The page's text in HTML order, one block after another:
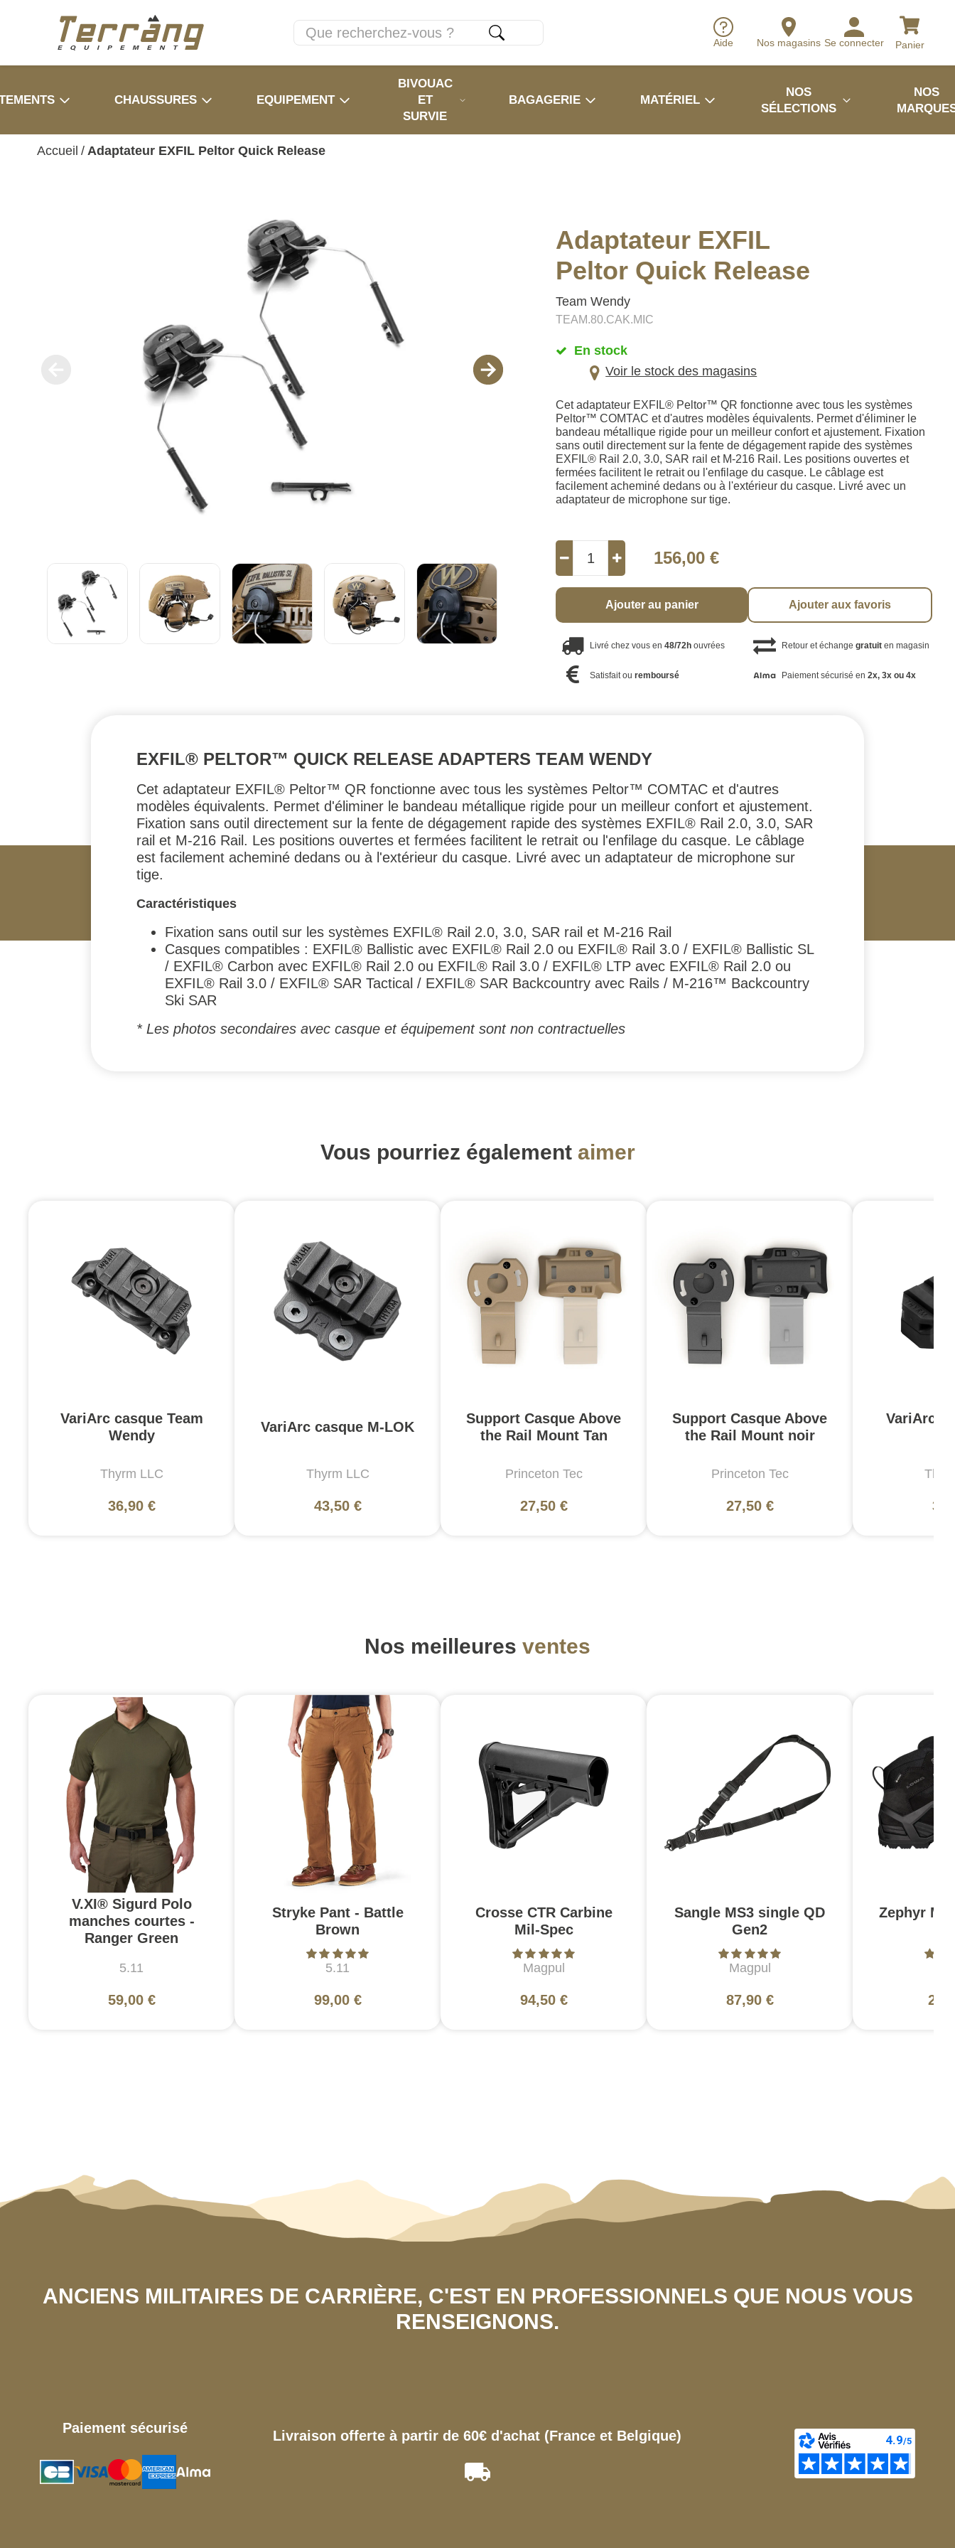
Aide Nos magasins Se connecter Panier
CHAUSSURES EQUIPEMENT
BIVOUAC
ET
SURVIE
BAGAGERIE MATÉRIEL
NOS
SÉLECTIONS
NOS
Accueil / Adaptateur EXFIL Peltor Quick Release
Adaptateur EXFIL
Peltor Quick Release
Team Wendy
TEAM.80.CAK.MIC
En stock
Voir le stock des magasins
Cet adaptateur EXFIL® Peltor™ QR fonctionne avec tous les systèmes
Peltor™ COMTAC et d'autres modèles équivalents. Permet d'éliminer le
bandeau métallique rigide pour un meilleur confort et ajustement. Fixation
sans outil directement sur la fente de dégagement rapide des systèmes
EXFIL® Rail 2.0, 3.0, SAR rail et M-216 Rail. Les positions ouvertes et
fermées facilitent le retrait ou l'enfilage du casque. Le câblage est
facilement acheminé dedans ou à l'extérieur du casque. Livré avec un
adaptateur de microphone sur tige.
156,00 €
Ajouter au panier Ajouter aux favoris
Livré chez vous en48/72h ouvrées Retour et échange gratuiten magasin
Satisfait ouremboursé Paiement sécurisé en 2x, 3x ou 4x
EXFIL® PELTOR™ QUICK RELEASE ADAPTERS TEAM WENDY
Cet adaptateur EXFIL® Peltor™ QR fonctionne avec tous les systèmes Peltor™ COMTAC et d'autres
modèles équivalents. Permet d'éliminer le bandeau métallique rigide pour un meilleur confort et ajustement.
Fixation sans outil directement sur la fente de dégagement rapide des systèmes EXFIL® Rail 2.0, 3.0, SAR
rail et M-216 Rail. Les positions ouvertes et fermées facilitent le retrait ou l'enfilage du casque. Le câblage
est facilement acheminé dedans ou à l'extérieur du casque. Livré avec un adaptateur de microphone sur
tige.
Caractéristiques
Fixation sans outil sur les systèmes EXFIL® Rail 2.0, 3.0, SAR rail et M-216 Rail
Casques compatibles : EXFIL® Ballistic avec EXFIL® Rail 2.0 ou EXFIL® Rail 3.0 / EXFIL® Ballistic SL
/ EXFIL® Carbon avec EXFIL® Rail 2.0 ou EXFIL® Rail 3.0 / EXFIL® LTP avec EXFIL® Rail 2.0 ou
EXFIL® Rail 3.0 / EXFIL® SAR Tactical / EXFIL® SAR Backcountry avec Rails / M-216™ Backcountry
Ski SAR
* Les photos secondaires avec casque et équipement sont non contractuelles
Vous pourriez également aimer
VariArc casque Team
Wendy
Thyrm LLC
36,90 €
VariArc casque M-LOK
Thyrm LLC
43,50 €
Support Casque Above
the Rail Mount Tan
Princeton Tec
27,50 €
Support Casque Above
the Rail Mount noir
Princeton Tec
27,50 €
VariArc
Nos meilleures ventes
V.XI® Sigurd Polo
manches courtes -
Ranger Green
5.11
59,00 €
Stryke Pant - Battle
Brown
5.11
99,00 €
Crosse CTR Carbine
Mil-Spec
Magpul
94,50 €
Sangle MS3 single QD
Gen2
Magpul
87,90 €
Zephyr
ANCIENS MILITAIRES DE CARRIÈRE, C'EST EN PROFESSIONNELS QUE NOUS VOUS
RENSEIGNONS.
Paiement sécurisé Livraison offerte à partir de 60€ d'achat (France et Belgique)